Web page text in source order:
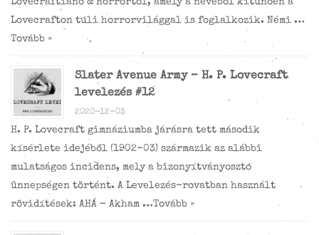
Lovecraftiano & Horrortól, amely a nevéből kitűnően a
Lovecrafton túli horrorvilággal is foglalkozik. Némi …
Tovább »
Slater Avenue Army – H. P. Lovecraft
levelezés #12
2020-12-03
H. P. Lovecraft gimnáziumba járásra tett második
kísérlete idejéből (1902-03) származik az alábbi
mulatságos incidens, mely a bizonyítványosztó
ünnepségen történt. A Levelezés-rovatban használt
rövidítések: AHÁ – Akham …Tovább »